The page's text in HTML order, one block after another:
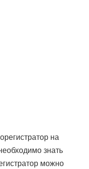
на
знать
можно